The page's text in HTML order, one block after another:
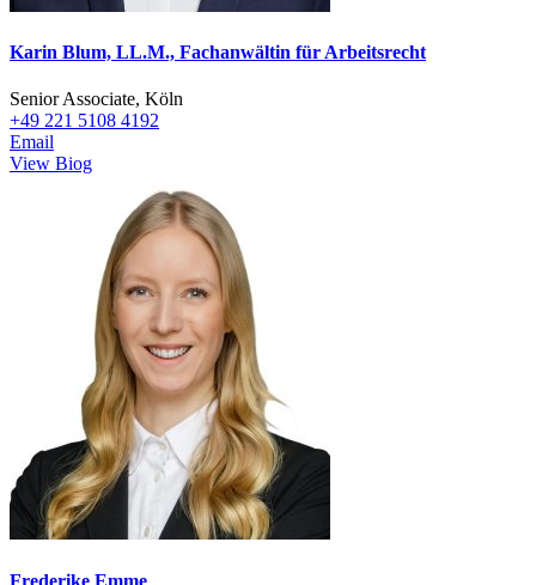
Karin Blum, LL.M., Fachanwältin für Arbeitsrecht
Senior Associate, Köln
+49 221 5108 4192
Email
View Biog
Frederike Emme